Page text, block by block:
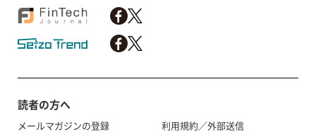
読者の方へ
メールマガジンの登録
利用規約／外部送信